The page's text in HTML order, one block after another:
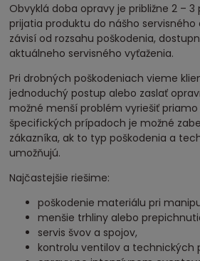
Obvyklá doba opravy je približne 2 –
prijatia produktu do nášho servisného
závisí od rozsahu poškodenia,
aktuálneho servisného vyťaženia.
Pri drobných poškodeniach vieme
jednoduchý postup alebo zaslať
možné menší problém vyriešiť
špecifických prípadoch je možné
zákazníka, ak to typ poškodenia a
umožňujú.
Najčastejšie riešime:
poškodenie materiálu pri
menšie trhliny alebo
servis švov a spojov,
kontrolu ventilov a technických